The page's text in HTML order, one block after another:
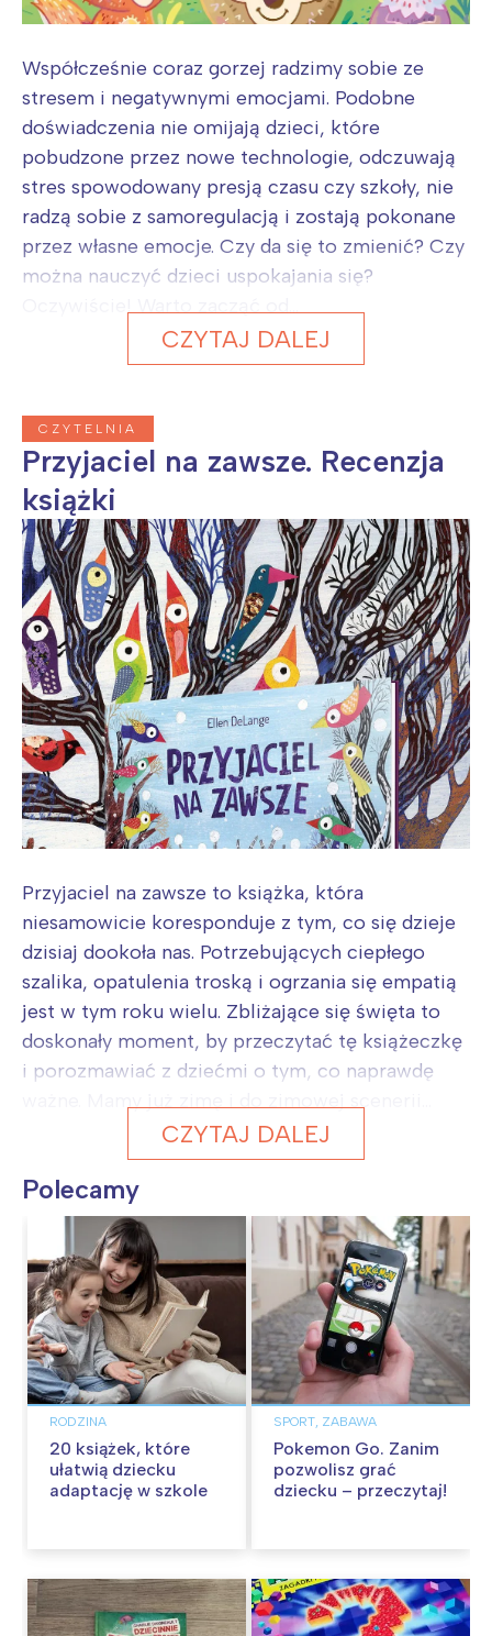
Współcześnie coraz gorzej radzimy sobie ze
stresem i negatywnymi emocjami. Podobne
doświadczenia nie omijają dzieci, które
pobudzone przez nowe technologie, odczuwają
stres spowodowany presją czasu czy szkoły, nie
radzą sobie z samoregulacją i zostają pokonane
przez własne emocje. Czy da się to zmienić? Czy
można nauczyć dzieci uspokajania się?
CZYTAJ DALEJ
CZYTELNIA
Przyjaciel na zawsze. Recenzja
książki
Przyjaciel na zawsze to książka, która
niesamowicie koresponduje z tym, co się dzieje
dzisiaj dookoła nas. Potrzebujących ciepłego
szalika, opatulenia troską i ogrzania się empatią
jest w tym roku wielu. Zbliżające się święta to
doskonały moment, by przeczytać tę książeczkę
i porozmawiać z dziećmi o tym, co naprawdę
CZYTAJ DALEJ
Polecamy
RODZINA
20 książek, które
ułatwią dziecku
adaptację w szkole
SPORT, ZABAWA
Pokemon Go. Zanim
pozwolisz grać
dziecku – przeczytaj!